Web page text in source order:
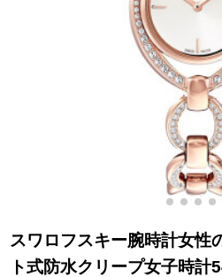
スワロフスキー腕時計女性
ト式防水クリープ女子時計